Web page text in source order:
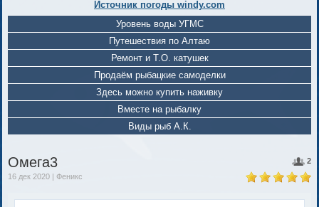
Источник погоды windy.com
Уровень воды УГМС
Путешествия по Алтаю
Ремонт и Т.О. катушек
Продаём рыбацкие самоделки
Здесь можно купить наживку
Вместе на рыбалку
Виды рыб А.К.
2
Омега3
16 дек 2020 | Феникс